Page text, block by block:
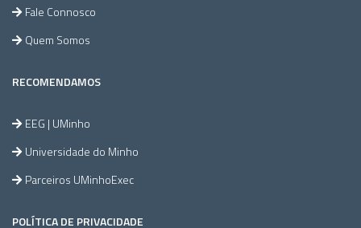
Fale Connosco
Quem Somos
RECOMENDAMOS
EEG | UMinho
Universidade do Minho
Parceiros UMinhoExec
POLÍTICA DE PRIVACIDADE